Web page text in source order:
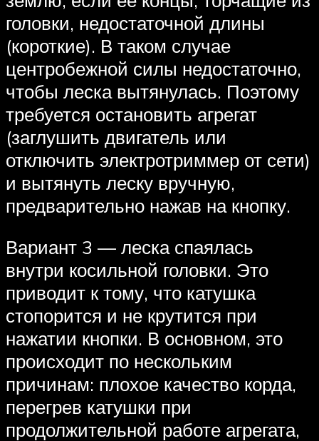
головки, недостаточной длины
(короткие). В таком случае
центробежной силы недостаточно,
чтобы леска вытянулась. Поэтому
требуется остановить агрегат
(заглушить двигатель или
отключить электротриммер от сети)
и вытянуть леску вручную,
предварительно нажав на кнопку.
Вариант 3 — леска спаялась
внутри косильной головки. Это
приводит к тому, что катушка
стопорится и не крутится при
нажатии кнопки. В основном, это
происходит по нескольким
причинам: плохое качество корда,
перегрев катушки при
продолжительной работе агрегата,